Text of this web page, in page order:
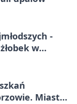
-
w
Miasto